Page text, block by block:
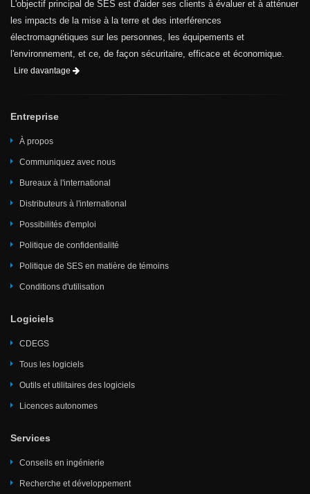
L'objectif principal de SES est d'aider ses clients à évaluer et à atténuer
les impacts de la mise à la terre et des interférences
électromagnétiques sur les personnes, les équipements et
l'environnement, et ce, de façon sécuritaire, efficace et économique.
Lire davantage
Entreprise
À propos
Communiquez avec nous
Bureaux à l'international
Distributeurs à l'international
Possibilités d'emploi
Politique de confidentialité
Politique de SES en matière de témoins
Conditions d'utilisation
Logiciels
CDEGS
Tous les logiciels
Outils et utilitaires des logiciels
Licences autonomes
Services
Conseils en ingénierie
Recherche et développement